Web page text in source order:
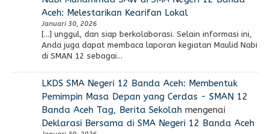
Aceh: Melestarikan Kearifan Lokal
Januari 30, 2026
[…] unggul, dan siap berkolaborasi. Selain informasi ini,
Anda juga dapat membaca laporan kegiatan Maulid Nabi
di SMAN 12 sebagai…
LKDS SMA Negeri 12 Banda Aceh: Membentuk
Pemimpin Masa Depan yang Cerdas - SMAN 12
Banda Aceh Tag, Berita Sekolahmengenai
Deklarasi Bersama di SMA Negeri 12 Banda Aceh